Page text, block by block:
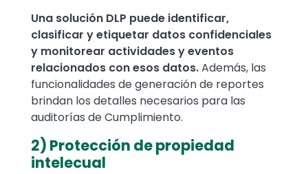
Una solución DLP puede identificar,
clasificar y etiquetar datos confidenciales
y monitorear actividades y eventos
relacionados con esos datos.Además, las
funcionalidades de generación de reportes
brindan los detalles necesarios para las
auditorías de Cumplimiento.
2) Protección de propiedad
intelecual